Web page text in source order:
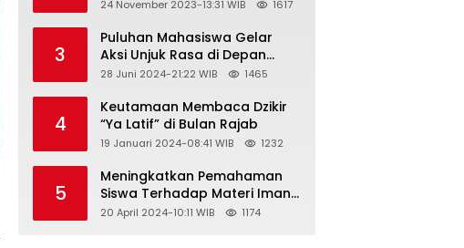
Kelas VII SMP Islam Faidlon
24 November 2023-13:31 WIB 1617
3
Puluhan Mahasiswa Gelar
Aksi Unjuk Rasa di Depan
Gedung KPK
28 Juni 2024-21:22 WIB 1465
4
Keutamaan Membaca Dzikir
“Ya Latif” di Bulan Rajab
19 Januari 2024-08:41 WIB 1232
5
Meningkatkan Pemahaman
Siswa Terhadap Materi Iman
Kepada Malaikat Allah
20 April 2024-10:11 WIB 1174